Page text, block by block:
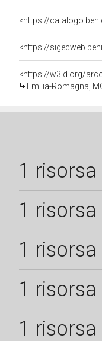
<https://
<https://
<https://w3id.org/
Emilia-Romagna,
1 risorsa
1 risorsa
1 risorsa
1 risorsa
1 risorsa